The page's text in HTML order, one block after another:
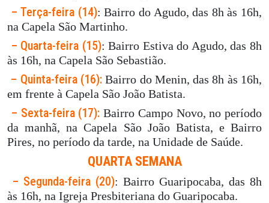
– Terça-feira (14): Bairro do Agudo, das 8h às 16h,
na Capela São Martinho.
– Quarta-feira (15): Bairro Estiva do Agudo, das 8h
às 16h, na Capela São Sebastião.
– Quinta-feira (16):Bairro do Menin, das 8h às 16h,
em frente à Capela São João Batista.
– Sexta-feira (17): Bairro Campo Novo, no período
da manhã, na Capela São João Batista, e Bairro
Pires, no período da tarde, na Unidade de Saúde.
QUARTA SEMANA
– Segunda-feira (20): Bairro Guaripocaba, das 8h
às 16h, na Igreja Presbiteriana do Guaripocaba.